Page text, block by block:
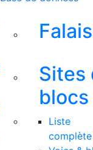
Sites
blocs
Liste
complète